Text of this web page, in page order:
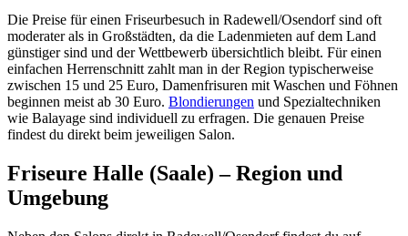
Die Preise für einen Friseurbesuch in Radewell/Osendorf sind oft
moderater als in Großstädten, da die Ladenmieten auf dem Land
günstiger sind und der Wettbewerb übersichtlich bleibt. Für einen
einfachen Herrenschnitt zahlt man in der Region typischerweise
zwischen 15 und 25 Euro, Damenfrisuren mit Waschen und Föhnen
beginnen meist ab 30 Euro. Blondierungen und Spezialtechniken
wie Balayage sind individuell zu erfragen. Die genauen Preise
findest du direkt beim jeweiligen Salon.
Friseure Halle (Saale) – Region und
Umgebung